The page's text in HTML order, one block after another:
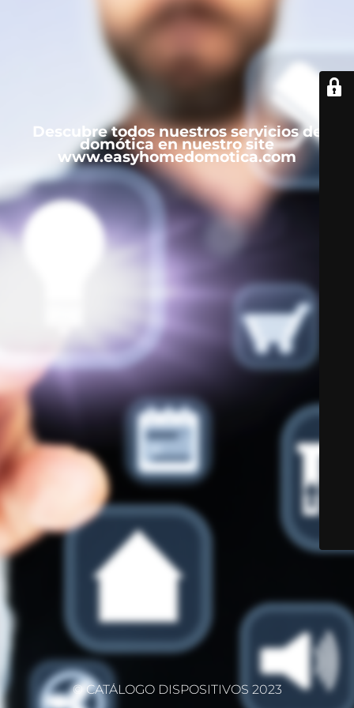
Descubre todos nuestros servicios de
domótica en nuestro site
www.easyhomedomotica.com
© CATÁLOGO DISPOSITIVOS 2023